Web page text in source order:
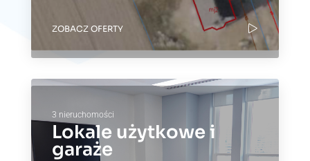
ZOBACZ OFERTY
3 nieruchomości
Lokale użytkowe i
garaże